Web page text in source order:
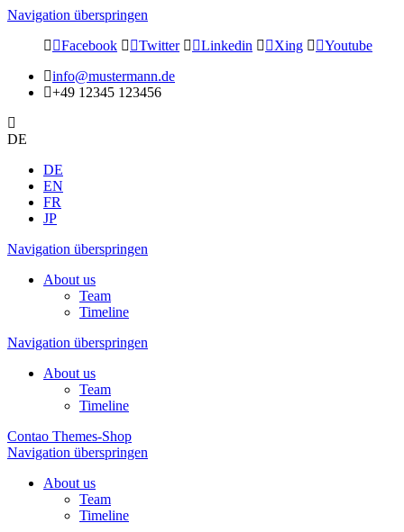
Navigation überspringen
Facebook
Twitter Linkedin Xing
Youtube
info@mustermann.de
+49 12345 123456
DE
DE
EN
FR
JP
Navigation überspringen
About us
Team
Timeline
Navigation überspringen
About us
Team
Timeline
Contao Themes-Shop
Navigation überspringen
About us
Team
Timeline